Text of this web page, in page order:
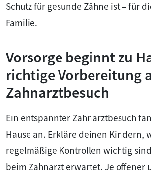
Schutz für gesunde Zähne ist – für
Familie.
Vorsorge beginnt zu
richtige Vorbereitung
Zahnarztbesuch
Ein entspannter Zahnarztbesuch
Hause an. Erkläre deinen Kindern,
regelmäßige Kontrollen wichtig
beim Zahnarzt erwartet. Je offener